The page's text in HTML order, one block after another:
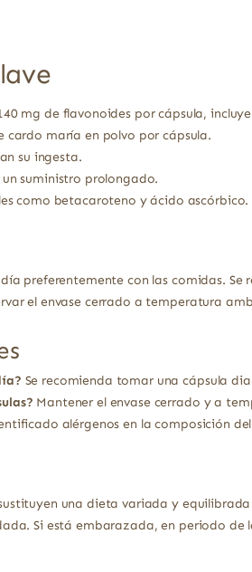
mg de flavonoides por cápsula,
cardo maría en polvo por cápsula.
su ingesta.
suministro prolongado.
como betacaroteno y ácido ascórbico.
preferentemente con las comidas.
el envase cerrado a temperatura
Se recomienda tomar una cápsula
Mantener el envase cerrado y a
alérgenos en la composición
una dieta variada y
Si está embarazada, en periodo